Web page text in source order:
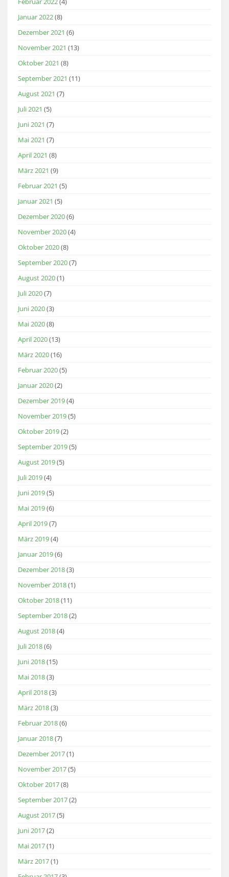
Januar 2022(8)
Dezember 2021 (6)
November 2021 (13)
Oktober 2021 (8)
September 2021 (11)
August 2021 (7)
Juli 2021 (5)
Juni 2021 (7)
Mai 2021 (7)
April 2021 (8)
März 2021 (9)
Februar 2021 (5)
Januar 2021 (5)
Dezember 2020(6)
November 2020(4)
Oktober 2020(8)
September 2020(7)
August 2020(1)
Juli 2020(7)
Juni 2020(3)
Mai 2020(8)
April 2020(13)
März 2020(16)
Februar 2020(5)
Januar 2020(2)
Dezember 2019(4)
November 2019(5)
Oktober 2019(2)
September 2019(5)
August 2019(5)
Juli 2019(4)
Juni 2019(5)
Mai 2019(6)
April 2019(7)
März 2019(4)
Januar 2019(6)
Dezember 2018(3)
November 2018(1)
Oktober 2018(11)
September 2018(2)
August 2018(4)
Juli 2018(6)
Juni 2018(15)
Mai 2018(3)
April 2018(3)
März 2018(3)
Februar 2018(6)
Januar 2018(7)
Dezember 2017(1)
November 2017(5)
Oktober 2017(8)
September 2017(2)
August 2017(5)
Juni 2017(2)
Mai 2017(1)
März 2017(1)